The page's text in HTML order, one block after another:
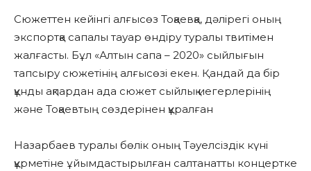
Сюжеттен кейінгі алғысөз Тоқаевқа, дәлірегі оның
экспортқа сапалы тауар өндіру туралы твитімен
жалғасты. Бұл «Алтын сапа – 2020» сыйлығын
тапсыру сюжетінің алғысөзі екен. Қандай да бір
құнды ақпардан ада сюжет сыйлық иегерлерінің
және Тоқаевтың сөздерінен құралған
Назарбаев туралы бөлік оның Тәуелсіздік күні
құрметіне ұйымдастырылған салтанатты концертке